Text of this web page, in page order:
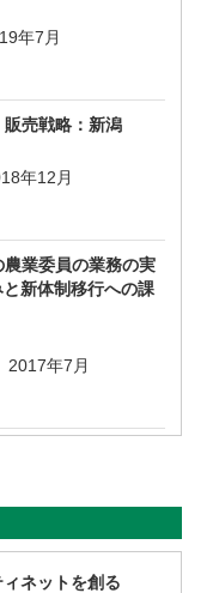
年7月
売戦略：新潟
年12月
業委員の業務の実
新体制移行への課
年7月
ネットを創る